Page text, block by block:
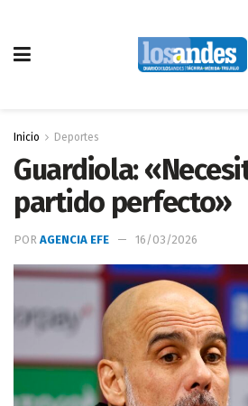
Inicio Deportes
Guardiola:
partido perfecto»
POR AGENCIA EFE 16/03/2026